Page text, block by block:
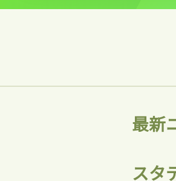
記事をお気に入りに
最新
スタ